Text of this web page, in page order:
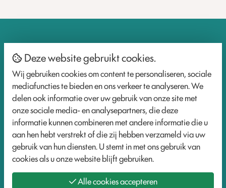
Contact
info@participatiepraktijk.nl
www.participatiepraktijk.nl
Socials
LinkedIn
Deze website gebruikt cookies.
Wij gebruiken cookies om content te personaliseren, sociale
mediafuncties te bieden en ons verkeer te analyseren. We
delen ook informatie over uw gebruik van onze site met
onze sociale media- en analysepartners, die deze
informatie kunnen combineren met andere informatie die u
aan hen hebt verstrekt of die zij hebben verzameld via uw
gebruik van hun diensten. U stemt in met ons gebruik van
cookies als u onze website blijft gebruiken.
Alle cookies accepteren